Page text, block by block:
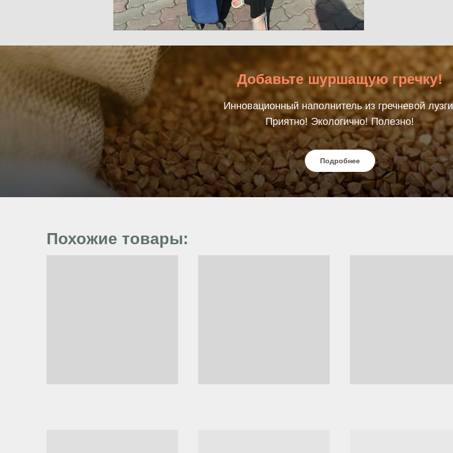
Добавьте шуршащую гречку!
Инновационный наполнитель из гречневой
Приятно! Экологично! Полезно!
Подробнее
Похожие товары: